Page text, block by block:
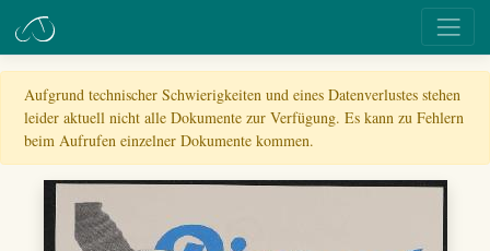
Aufgrund technischer Schwierigkeiten und eines Datenverlustes stehen
leider aktuell nicht alle Dokumente zur Verfügung. Es kann zu Fehlern
beim Aufrufen einzelner Dokumente kommen.